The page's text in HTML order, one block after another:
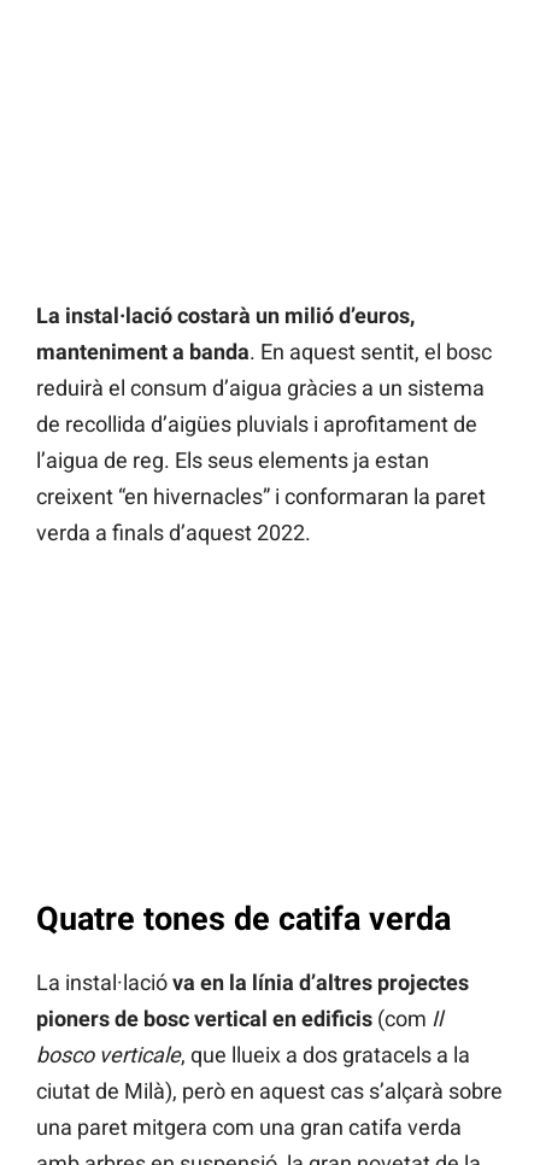
La instal·lació costarà un milió d’euros,
manteniment a banda. En aquest sentit, el bosc
reduirà el consum d’aigua gràcies a un sistema
de recollida d’aigües pluvials i aprofitament de
l’aigua de reg. Els seus elements ja estan
creixent “en hivernacles” i conformaran la paret
verda a finals d’aquest 2022.
Quatre tones de catifa verda
La instal·lacióva en la línia d’altres projectes
pioners de bosc vertical en edificis (com Il
bosco verticale, que llueix a dos gratacels a la
ciutat de Milà), però en aquest cas s’alçarà sobre
una paret mitgera com una gran catifa verda